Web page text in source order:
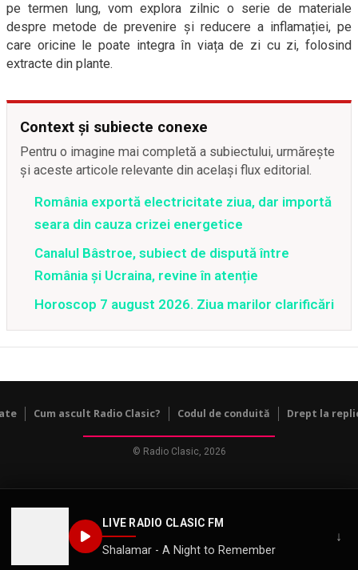
LIVE RADIO CLASIC FM
Shalamar - A Night to Remember
↓
pe termen lung, vom explora zilnic o serie de materiale
despre metode de prevenire și reducere a inflamației, pe
care oricine le poate integra în viața de zi cu zi, folosind
extracte din plante.
Context și subiecte conexe
Pentru o imagine mai completă a subiectului, urmărește
și aceste articole relevante din același flux editorial.
România exportă electricitate ziua, dar importă
seara din cauza crizei energetice
Canalul Bâstroe, subiect de dispută între
România și Ucraina, revine în atenție
Horoscop 7 august 2026. Ziua marilor clarificări
Cum ascult Radio Clasic? Codul de conduită Drept la
© Radio Clasic, 2026